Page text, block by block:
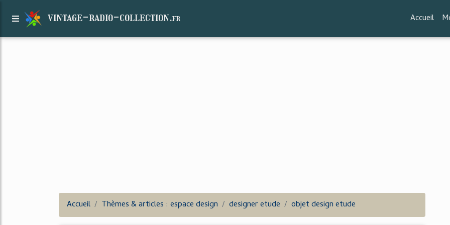
vintage-radio-collection.fr Accueil
Accueil Thèmes & articles : espace design designer etude objet design etude